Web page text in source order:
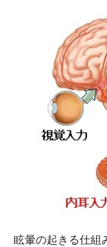
眩暈の起きる仕組